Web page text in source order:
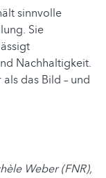
sinnvolle
Sie
Nachhaltigkeit.
das Bild – und
Weber (FNR),